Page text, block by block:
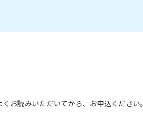
お読みいただいてから、お申込ください。